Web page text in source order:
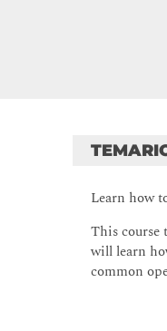
Learn how
This course
will learn
common